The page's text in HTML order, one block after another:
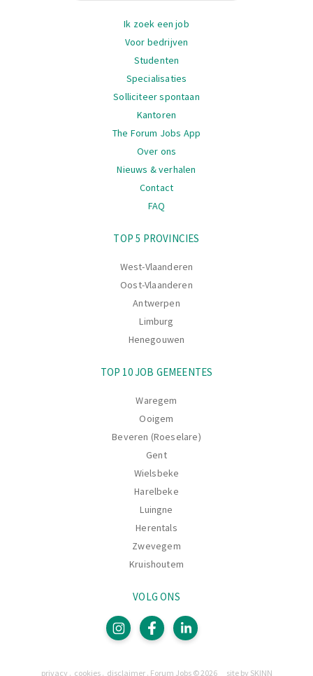
Ik zoek een job
Voor bedrijven
Studenten
Specialisaties
Solliciteer spontaan
Kantoren
The Forum Jobs App
Over ons
Nieuws & verhalen
Contact
FAQ
TOP 5 PROVINCIES
West-Vlaanderen
Oost-Vlaanderen
Antwerpen
Limburg
Henegouwen
TOP 10 JOB GEMEENTES
Waregem
Ooigem
Beveren (Roeselare)
Gent
Wielsbeke
Harelbeke
Luingne
Herentals
Zwevegem
Kruishoutem
VOLG ONS
privacy cookies disclaimer Forum Jobs © 2026 site by SKINN